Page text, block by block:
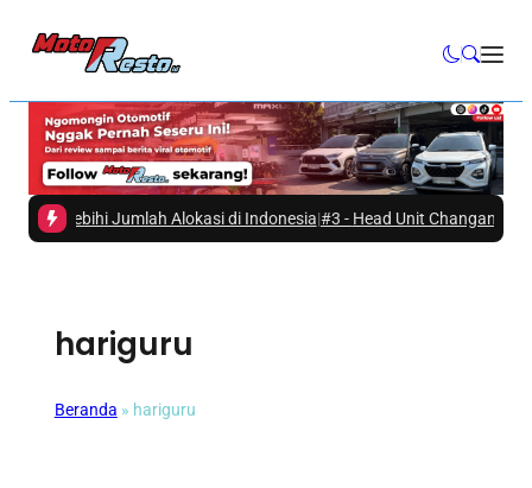
Melebihi Jumlah Alokasi di Indonesia|#3 -Head Unit Changan Nevo
hariguru
Beranda » hariguru